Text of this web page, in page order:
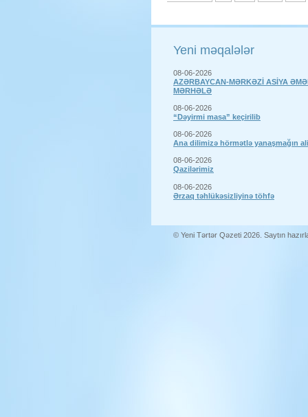
Yeni məqalələr
08-06-2026
AZƏRBAYCAN-MƏRKƏZİ ASİYA
MƏRHƏLƏ
08-06-2026
“Dəyirmi masa” keçirilib
08-06-2026
Ana dilimizə hörmətlə yanaşmağın
08-06-2026
Qazilərimiz
08-06-2026
Ərzaq təhlükəsizliyinə töhfə
© Yeni Tərtər Qəzeti 2026. Saytın